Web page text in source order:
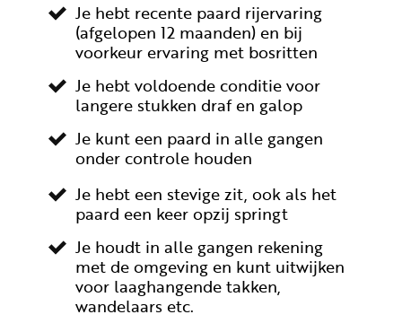
Je hebt recente paard rijervaring
(afgelopen 12 maanden) en bij
voorkeur ervaring met bosritten
Je hebt voldoende conditie voor
langere stukken draf en galop
Je kunt een paard in alle gangen
onder controle houden
Je hebt een stevige zit, ook als het
paard een keer opzij springt
Je houdt in alle gangen rekening
met de omgeving en kunt uitwijken
voor laaghangende takken,
wandelaars etc.